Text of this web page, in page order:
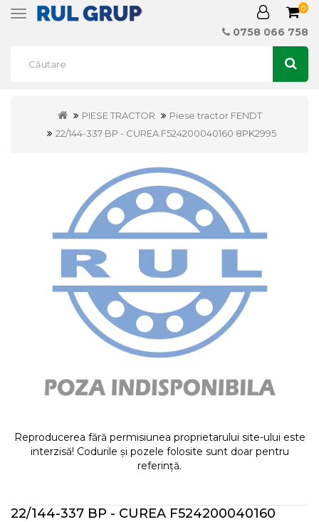
Toggle
0
0758 066 758
PIESE TRACTOR
Piese tractor FENDT
22/144-337 BP - CUREA F524200040160 8PK2995
Reproducerea fără permisiunea proprietarului site-ului este
interzisă! Codurile și pozele folosite sunt doar pentru
referință.
22/144-337 BP - CUREA F524200040160